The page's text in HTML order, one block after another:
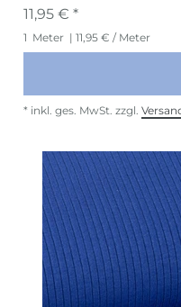
11,95 € *
1 Meter | 11,95 € / Meter
* inkl. ges. MwSt. zzgl.